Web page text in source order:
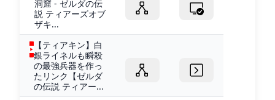
洞窟 - ゼルダの伝
説 ティアーズオブ
ザキ...
【ティアキン】白
銀ライネルも瞬殺
の最強兵器を作っ
たリンク【ゼルダ
の伝説 ティアー...